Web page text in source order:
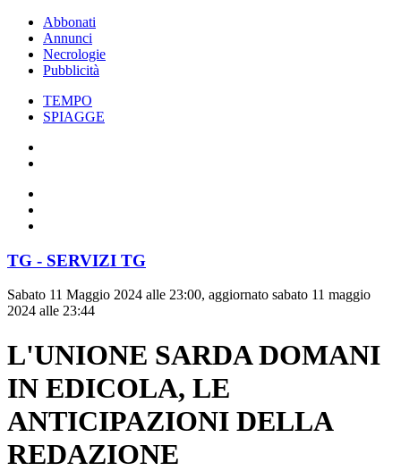
Abbonati
Annunci
Necrologie
Pubblicità
TEMPO
SPIAGGE
TG - SERVIZI TG
Sabato 11 Maggio 2024 alle 23:00, aggiornato sabato 11 maggio
2024 alle 23:44
L'UNIONE SARDA DOMANI
IN EDICOLA, LE
ANTICIPAZIONI DELLA
REDAZIONE